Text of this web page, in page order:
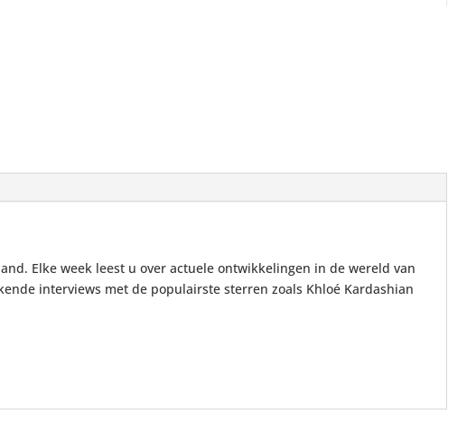
Elke week leest u over actuele ontwikkelingen in de wereld van
interviews met de populairste sterren zoals Khloé Kardashian